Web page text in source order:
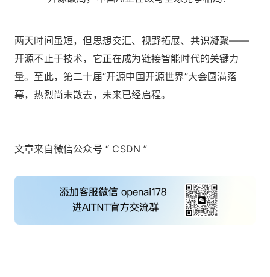
两天时间虽短，但思想交汇、视野拓展、共识凝聚——
开源不止于技术，它正在成为链接智能时代的关键力
量。至此，第二十届“开源中国开源世界”大会圆满落
幕，热烈尚未散去，未来已经启程。
文章来自微信公众号 “ CSDN ”